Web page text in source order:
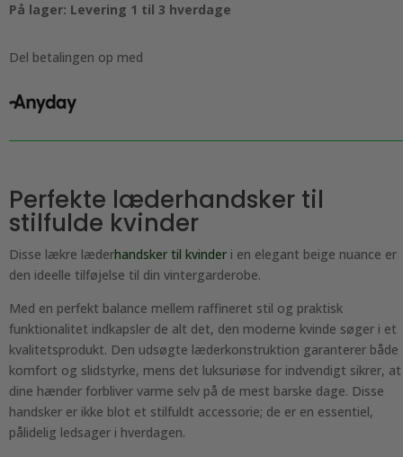
beige
På lager: Levering 1 til 3 hverdage
Del betalingen op med
Perfekte læderhandsker til
stilfulde kvinder
Disse lækre læderhandsker til kvinder i en elegant beige nuance er
den ideelle tilføjelse til din vintergarderobe.
Med en perfekt balance mellem raffineret stil og praktisk
funktionalitet indkapsler de alt det, den moderne kvinde søger i et
kvalitetsprodukt. Den udsøgte læderkonstruktion garanterer både
komfort og slidstyrke, mens det luksuriøse for indvendigt sikrer, at
dine hænder forbliver varme selv på de mest barske dage. Disse
handsker er ikke blot et stilfuldt accessorie; de er en essentiel,
pålidelig ledsager i hverdagen.